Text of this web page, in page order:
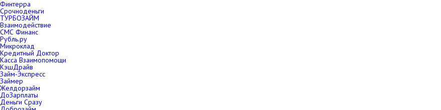
Финтерра
Срочноденьги
ТУРБОЗАЙМ
Взаимодействие
СМС Финанс
Рубль.ру
Микроклад
Кредитный Доктор
Касса Взаимопомощи
КэшДрайв
Займ-Экспресс
Займер
Желдорзайм
ДоЗарплаты
Деньги Сразу